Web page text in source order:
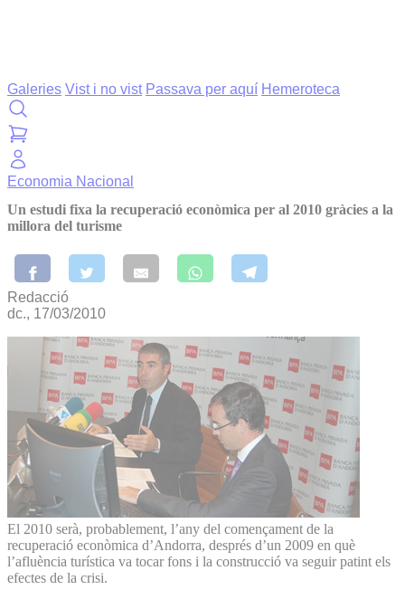
Galeries Vist i no vist Passava per aquí Hemeroteca
Economia Nacional
Un estudi fixa la recuperació econòmica per al 2010 gràcies a la
millora del turisme
Redacció
dc., 17/03/2010
El 2010 serà, probablement, l’any del començament de la
recuperació econòmica d’Andorra, després d’un 2009 en què
l’afluència turística va tocar fons i la construcció va seguir patint els
efectes de la crisi.